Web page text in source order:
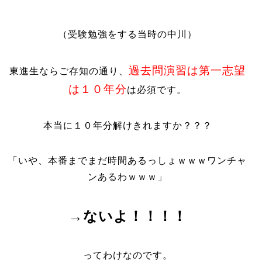
（受験勉強をする当時の中川）
東進生ならご存知の通り、過去問演習は第一志望
は１０年分は必須です。
本当に１０年分解けきれますか？？？
「いや、本番までまだ時間あるっしょｗｗｗワンチャ
ンあるわｗｗｗ」
→ないよ！！！！
ってわけなのです。